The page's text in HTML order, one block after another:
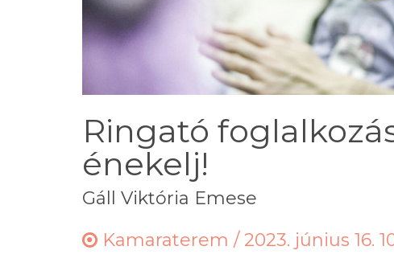
Ringató
énekelj!
Gáll Viktória Emese
Kamaraterem / 2023. június 16.